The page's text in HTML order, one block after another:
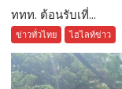
ททท. ต้อนรับเที่...
ข่าวทั่วไทย ไฮไลท์ข่าว